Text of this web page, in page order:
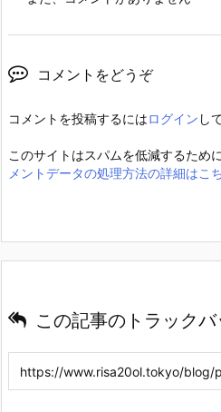
コメントをどうぞ
コメントを投稿するにはログイン し
このサイトはスパムを低減するため
メントデータの処理方法の詳細はこ
この記事のトラック